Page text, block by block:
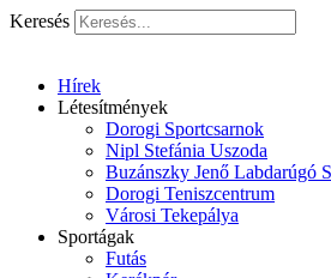
Keresés
Hírek
Létesítmények
Dorogi Sportcsarnok
Nipl Stefánia Uszoda
Buzánszky Jenő Labdarúgó
Dorogi Teniszcentrum
Városi Tekepálya
Sportágak
Futás